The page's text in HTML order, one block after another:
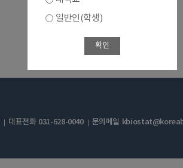
일반인(학생)
확인
대표전화 031-628-0040
문의메일